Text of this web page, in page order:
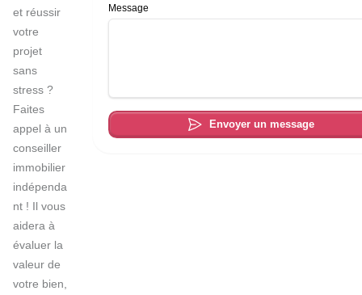
et réussir
votre
projet
sans
stress ?
Faites
appel à un
conseiller
immobilier
indépenda
nt ! Il vous
aidera à
évaluer la
valeur de
votre bien,
Message
Envoyer un message